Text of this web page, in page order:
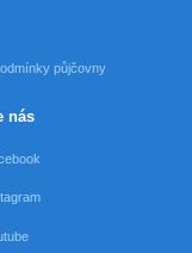
půjčovny
nás